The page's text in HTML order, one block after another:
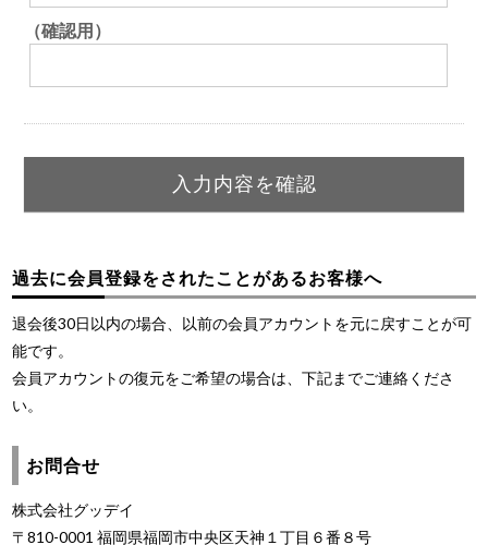
（確認用）
過去に会員登録をされたことがあるお客様へ
退会後30日以内の場合、以前の会員アカウントを元に戻すことが可
能です。
会員アカウントの復元をご希望の場合は、下記までご連絡くださ
い。
お問合せ
株式会社グッデイ
〒810-0001 福岡県福岡市中央区天神１丁目６番８号